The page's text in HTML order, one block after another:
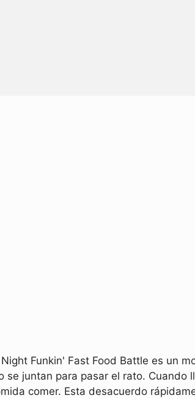
Funkin' Fast Food Battle es un
se juntan para pasar el rato.
comer. Esta desacuerdo